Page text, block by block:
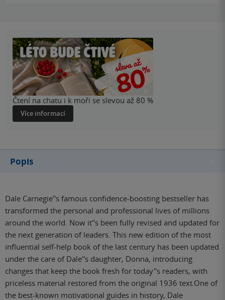
Čtení na chatu i k moři se slevou až 80 %
Více informací
Popis
Dale Carnegie''s famous confidence-boosting bestseller has
transformed the personal and professional lives of millions
around the world. Now it''s been fully revised and updated for
the next generation of leaders. This new edition of the most
influential self-help book of the last century has been updated
under the care of Dale''s daughter, Donna, introducing
changes that keep the book fresh for today''s readers, with
priceless material restored from the original 1936 text.One of
the best-known motivational guides in history, Dale